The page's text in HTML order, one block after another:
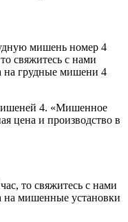
мишень номер 4
свяжитесь с нами
грудные мишени 4
4. «Мишенное
цена и производство в
то свяжитесь с нами
мишенные установки